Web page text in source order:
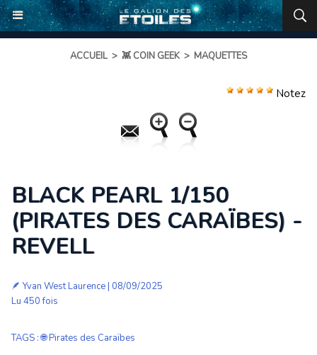
ACCUEIL > 👾 COIN GEEK > MAQUETTES
Notez
BLACK PEARL 1/150
(PIRATES DES CARAÏBES) -
REVELL
🪶Yvan West Laurence| 08/09/2025
Lu 450 fois
TAGS :🌐 Pirates des Caraïbes